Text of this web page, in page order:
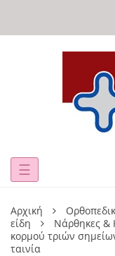
Toggle
☰
Αρχική
είδη
Νάρθηκες &
κορμού τριών
ταινία